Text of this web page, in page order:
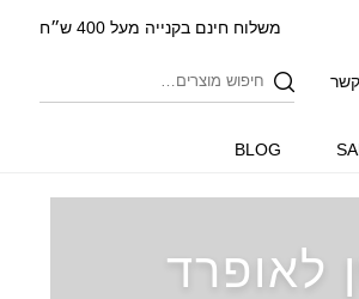
משלוח חינם בקנייה מעל 400 ש״ח
BLOG
לאופרד